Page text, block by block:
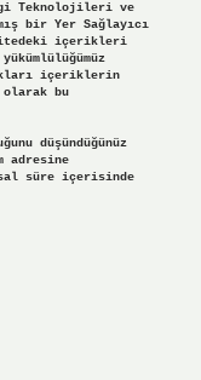
Teknolojileri ve
bir Yer Sağlayıcı
içerikleri
içeriklerin
olarak bu
düşündüğünüz
adresine
süre içerisinde